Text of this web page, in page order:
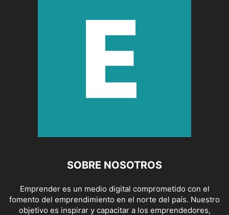
SOBRE NOSOTROS
Emprender es un medio digital comprometido con el
fomento del emprendimiento en el norte del país. Nuestro
objetivo es inspirar y capacitar a los emprendedores,